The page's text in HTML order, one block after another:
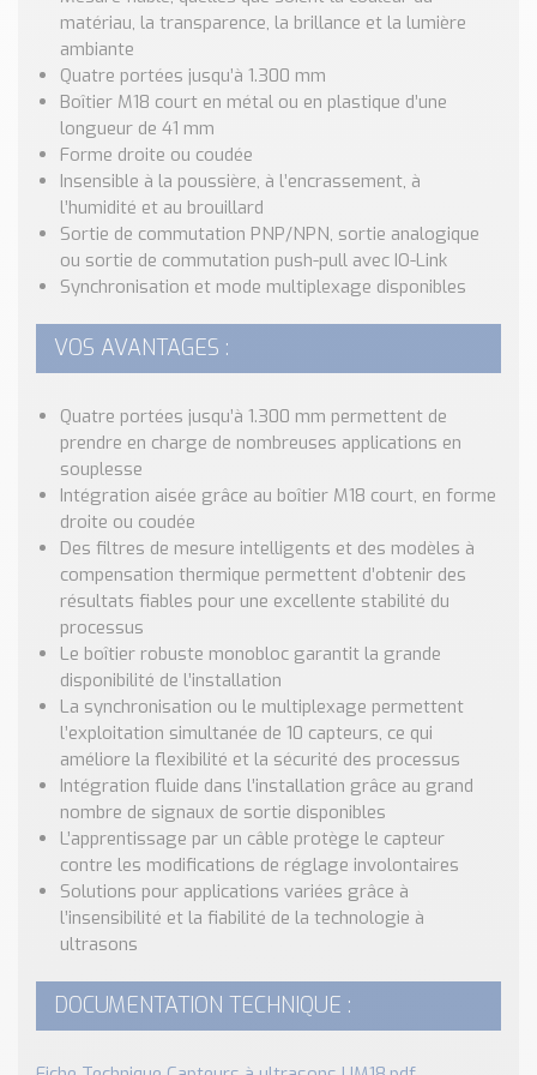
Nos Réalisations
Conseils et Actualités
Catalogue des essentiels pour les brasseries et micro-
brasseries
Contact & Devis
Devis, Tarifs, Renseignements techniques
matériau, la transparence, la brillance et la lumière
ambiante
Quatre portées jusqu’à 1.300 mm
Boîtier M18 court en métal ou en plastique d’une
longueur de 41 mm
Forme droite ou coudée
Insensible à la poussière, à l’encrassement, à
l’humidité et au brouillard
Sortie de commutation PNP/NPN, sortie analogique
ou sortie de commutation push-pull avec IO-Link
Synchronisation et mode multiplexage disponibles
VOS AVANTAGES :
Quatre portées jusqu’à 1.300 mm permettent de
prendre en charge de nombreuses applications en
souplesse
Intégration aisée grâce au boîtier M18 court, en forme
droite ou coudée
Des filtres de mesure intelligents et des modèles à
compensation thermique permettent d’obtenir des
résultats fiables pour une excellente stabilité du
processus
Le boîtier robuste monobloc garantit la grande
disponibilité de l’installation
La synchronisation ou le multiplexage permettent
l’exploitation simultanée de 10 capteurs, ce qui
améliore la flexibilité et la sécurité des processus
Intégration fluide dans l’installation grâce au grand
nombre de signaux de sortie disponibles
L’apprentissage par un câble protège le capteur
contre les modifications de réglage involontaires
Solutions pour applications variées grâce à
l’insensibilité et la fiabilité de la technologie à
ultrasons
DOCUMENTATION TECHNIQUE :